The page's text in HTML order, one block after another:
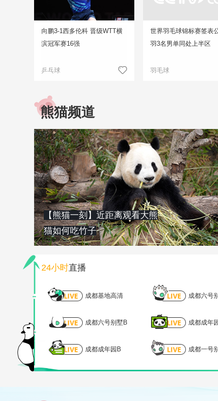
向鹏3-1西多伦科 晋级WTT横
滨冠军赛16强
乒乓球
世界羽毛球锦标赛签表
羽3名男单同处上半区
羽毛球
熊猫频道
【熊猫一刻】近距离观看大熊
猫如何吃竹子
24小时直播
成都基地高清 成都六号
成都六号别墅B 成都成年
成都成年园B 成都一号